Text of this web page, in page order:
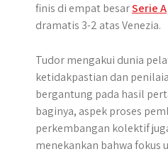
finis di empat besarSerie A
dramatis 3-2 atas Venezia.
Tudor mengakui dunia
ketidakpastian dan
bergantung pada hasil
baginya, aspek proses
perkembangan kolektif
menekankan bahwa fokus